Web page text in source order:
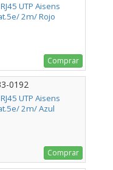
UTP Aisens
2m/ Rojo
Comprar
0192
UTP Aisens
2m/ Azul
Comprar